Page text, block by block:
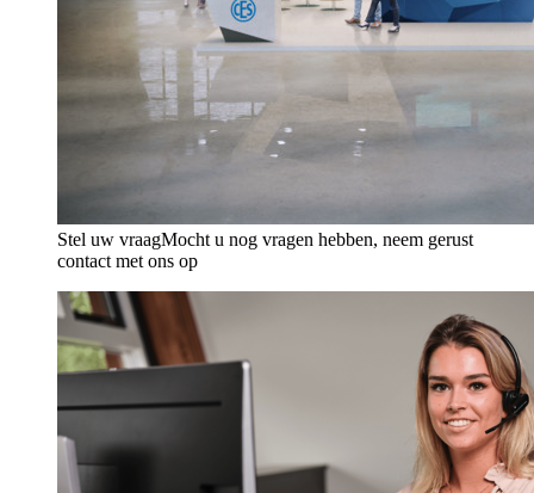
Stel uw vraagMocht u nog vragen hebben, neem gerust
contact met ons op